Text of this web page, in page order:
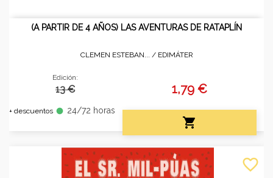
(A PARTIR DE 4 AÑOS) LAS AVENTURAS DE RATAPLÍN
CLEMEN ESTEBAN... / EDIMÁTER
Edición:
13 €
+ descuentos fiber_manual_record 24/72 horas
1,79 €

favorite_border